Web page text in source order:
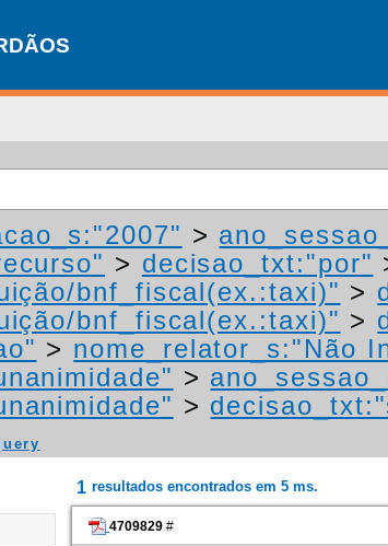
>
> decisao_txt:"por"
bnf_fiscal(ex.:taxi)" >
bnf_fiscal(ex.:taxi)" >
> nome_relator_s:"Não
>
>
1 resultados encontrados em 5 ms.
4709829 #